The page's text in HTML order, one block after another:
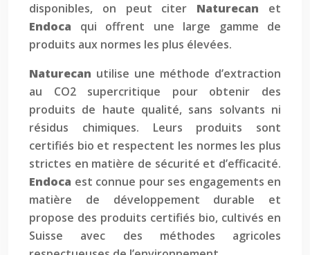
disponibles, on peut citer Naturecan et
Endoca qui offrent une large gamme de
produits aux normes les plus élevées.
Naturecan utilise une méthode d’extraction
au CO2 supercritique pour obtenir des
produits de haute qualité, sans solvants ni
résidus chimiques. Leurs produits sont
certifiés bio et respectent les normes les plus
strictes en matière de sécurité et d’efficacité.
Endoca est connue pour ses engagements en
matière de développement durable et
propose des produits certifiés bio, cultivés en
Suisse avec des méthodes agricoles